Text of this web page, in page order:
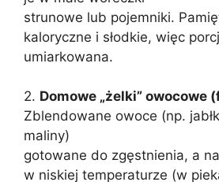
strunowe lub pojemniki.
kaloryczne i słodkie, więc
umiarkowana.
2. Domowe „żelki” owocowe
Zblendowane owoce (np.
maliny)
gotowane do zgęstnienia, a
w niskiej temperaturze (w